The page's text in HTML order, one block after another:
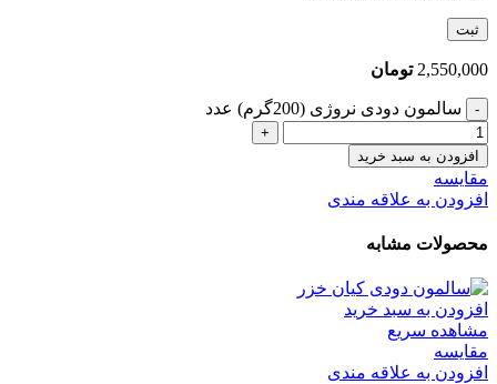
2,550,000 تومان
سالمون دودی نروژی (200گرم) عدد
افزودن به سبد خرید
مقایسه
افزودن به علاقه مندی
محصولات مشابه
افزودن به سبد خرید
مشاهده سریع
مقایسه
افزودن به علاقه مندی